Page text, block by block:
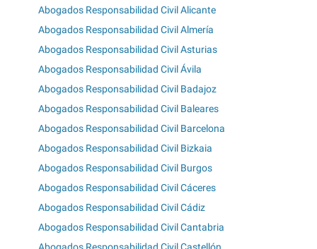
Abogados Responsabilidad Civil Alicante
Abogados Responsabilidad Civil Almería
Abogados Responsabilidad Civil Asturias
Abogados Responsabilidad Civil Ávila
Abogados Responsabilidad Civil Badajoz
Abogados Responsabilidad Civil Baleares
Abogados Responsabilidad Civil Barcelona
Abogados Responsabilidad Civil Bizkaia
Abogados Responsabilidad Civil Burgos
Abogados Responsabilidad Civil Cáceres
Abogados Responsabilidad Civil Cádiz
Abogados Responsabilidad Civil Cantabria